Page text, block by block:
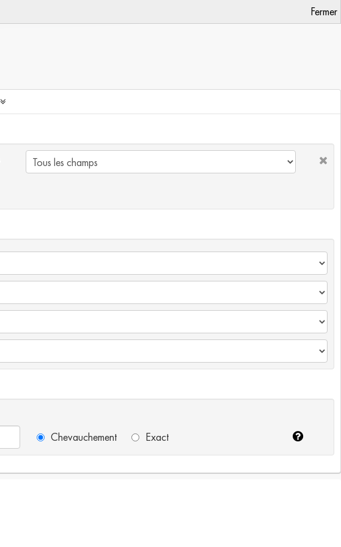
Fermer
Chevauchement
Exact